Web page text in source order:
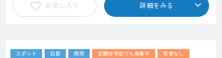
お気に入り 詳細をみる
スポット 日勤 病院 定期非常勤でも募集中
残業なし